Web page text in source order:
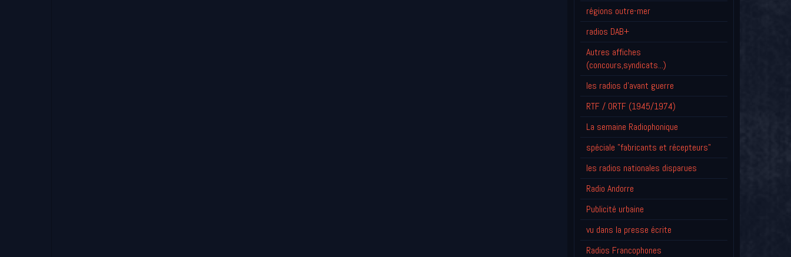
régions outre-mer
radios DAB+
Autres affiches
(concours,syndicats...)
les radios d'avant guerre
RTF / ORTF (1945/1974)
La semaine Radiophonique
spéciale "fabricants et récepteurs"
les radios nationales disparues
Radio Andorre
Publicité urbaine
vu dans la presse écrite
Radios Francophones